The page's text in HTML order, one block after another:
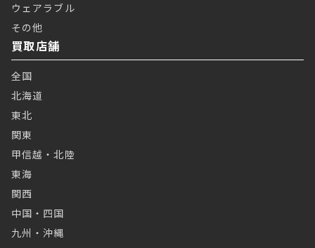
ウェアラブル
その他
買取店舗
全国
北海道
東北
関東
甲信越・北陸
東海
関西
中国・四国
九州・沖縄